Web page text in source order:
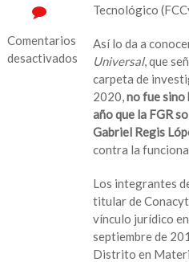
Comentarios
desactivados
Tecnológico
Así lo da a
Universal, que
carpeta de
2020, no fue sino
año que la FGR
Gabriel Regis
contra la
Los integrantes
titular de
vínculo jurídico
septiembre de
Distrito en